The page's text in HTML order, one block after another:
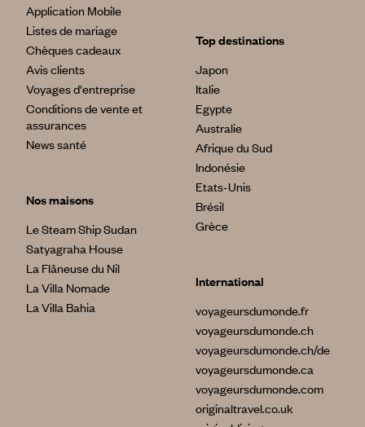
Application Mobile
Listes de mariage
Chèques cadeaux
Avis clients
Voyages d'entreprise
Conditions de vente et
assurances
News santé
Nos maisons
Le Steam Ship Sudan
Satyagraha House
La Flâneuse du Nil
La Villa Nomade
La Villa Bahia
Top destinations
Japon
Italie
Egypte
Australie
Afrique du Sud
Indonésie
Etats-Unis
Brésil
Grèce
International
voyageursdumonde.fr
voyageursdumonde.ch
voyageursdumonde.ch/de
voyageursdumonde.ca
voyageursdumonde.com
originaltravel.co.uk